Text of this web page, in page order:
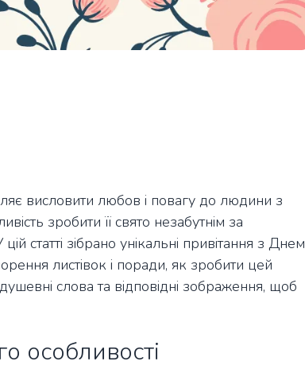
висловити любов і повагу до людини з
зробити її свято незабутнім за
статті зібрано унікальні привітання з Днем
листівок і поради, як зробити цей
слова та відповідні зображення, щоб
особливості